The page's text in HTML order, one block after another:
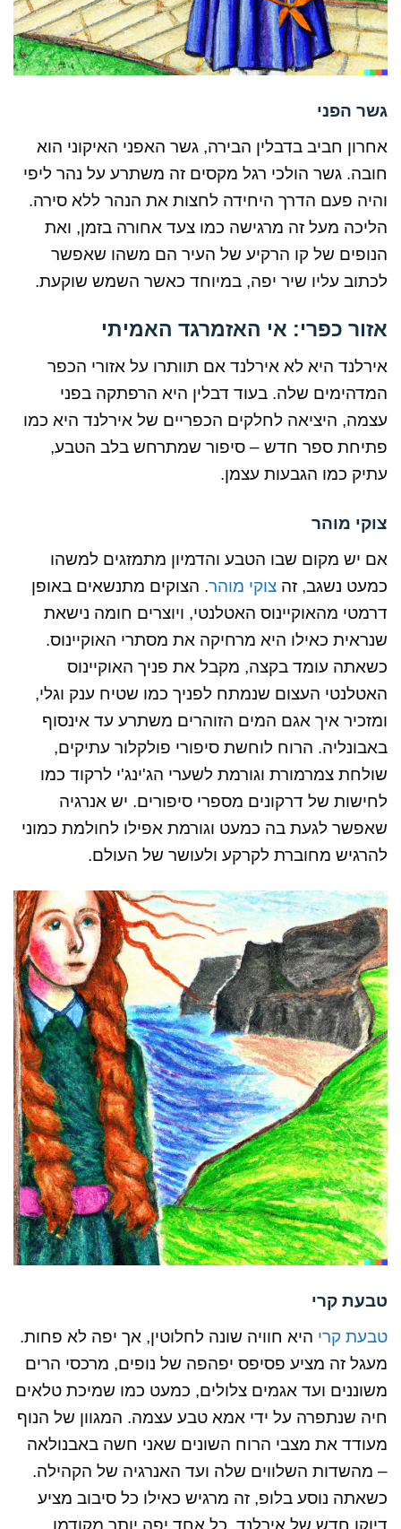
גשר הפני
אחרון חביב בדבלין הבירה, גשר האפני האיקוני הוא
חובה. גשר הולכי רגל מקסים זה משתרע על נהר ליפי
והיה פעם הדרך היחידה לחצות את הנהר ללא סירה.
הליכה מעל זה מרגישה כמו צעד אחורה בזמן, ואת
הנופים של קו הרקיע של העיר הם משהו שאפשר
לכתוב עליו שיר יפה, במיוחד כאשר השמש שוקעת.
אזור כפרי: אי האזמרגד האמיתי
אירלנד היא לא אירלנד אם תוותרו על אזורי הכפר
המדהימים שלה. בעוד דבלין היא הרפתקה בפני
עצמה, היציאה לחלקים הכפריים של אירלנד היא כמו
פתיחת ספר חדש – סיפור שמתרחש בלב הטבע,
עתיק כמו הגבעות עצמן.
צוקי מוהר
אם יש מקום שבו הטבע והדמיון מתמזגים למשהו
כמעט נשגב, זה צוקי מוהר. הצוקים מתנשאים באופן
דרמטי מהאוקיינוס האטלנטי, ויוצרים חומה נישאת
שנראית כאילו היא מרחיקה את מסתרי האוקיינוס.
כשאתה עומד בקצה, מקבל את פניך האוקיינוס
האטלנטי העצום שנמתח לפניך כמו שטיח ענק וגלי,
ומזכיר איך אגם המים הזוהרים משתרע עד אינסוף
באבונליה. הרוח לוחשת סיפורי פולקלור עתיקים,
שולחת צמרמורת וגורמת לשערי הג'ינג'י לרקוד כמו
לחישות של דרקונים מספרי סיפורים. יש אנרגיה
שאפשר לגעת בה כמעט וגורמת אפילו לחולמת כמוני
להרגיש מחוברת לקרקע ולעושר של העולם.
טבעת קרי
טבעת קרי היא חוויה שונה לחלוטין, אך יפה לא פחות.
מעגל זה מציע פסיפס יפהפה של נופים, מרכסי הרים
משוננים ועד אגמים צלולים, כמעט כמו שמיכת טלאים
חיה שנתפרה על ידי אמא טבע עצמה. המגוון של הנוף
מעודד את מצבי הרוח השונים שאני חשה באבנולאה
– מהשדות השלווים שלה ועד האנרגיה של הקהילה.
כשאתה נוסע בלופ, זה מרגיש כאילו כל סיבוב מציע
דיוקן חדש של אירלנד, כל אחד יפה יותר מקודמו.